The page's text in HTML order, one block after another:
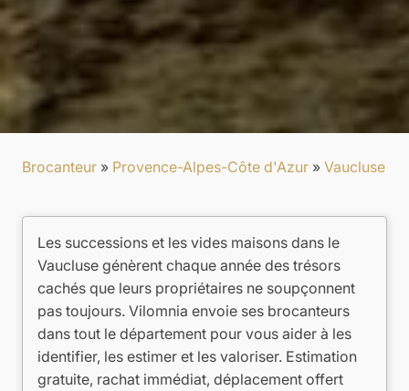
Brocanteur » Provence-Alpes-Côte d'Azur » Vaucluse
Les successions et les vides maisons dans le
Vaucluse génèrent chaque année des trésors
cachés que leurs propriétaires ne soupçonnent
pas toujours. Vilomnia envoie ses brocanteurs
dans tout le département pour vous aider à les
identifier, les estimer et les valoriser. Estimation
gratuite, rachat immédiat, déplacement offert